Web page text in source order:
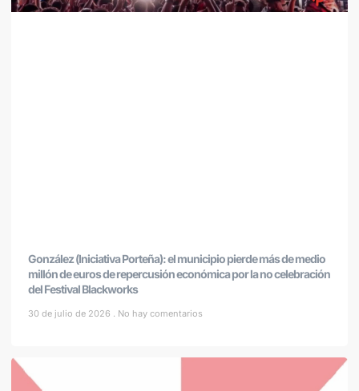
González (Iniciativa Porteña): el municipio pierde más de medio
millón de euros de repercusión económica por la no celebración
del Festival Blackworks
30 de julio de 2026 No hay comentarios